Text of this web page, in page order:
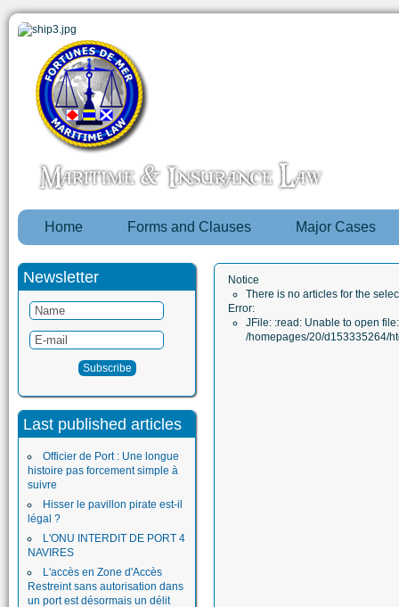
Home Forms and Clauses Major Cases
Newsletter
Last published articles
Officier de Port : Une longue
histoire pas forcement simple à
suivre
Hisser le pavillon pirate est-il
légal ?
L'ONU INTERDIT DE PORT 4
NAVIRES
L'accès en Zone d'Accès
Restreint sans autorisation dans
un port est désormais un délit
Notice
There is no articles for the
Error:
JFile: :read: Unable to open file:
/homepages/20/d153335264/